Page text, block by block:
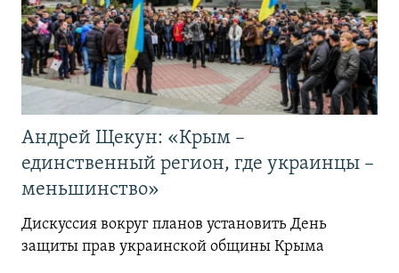
Андрей Щекун: «Крым –
единственный регион, где украинцы –
меньшинство»
Дискуссия вокруг планов установить День
защиты прав украинской общины Крыма